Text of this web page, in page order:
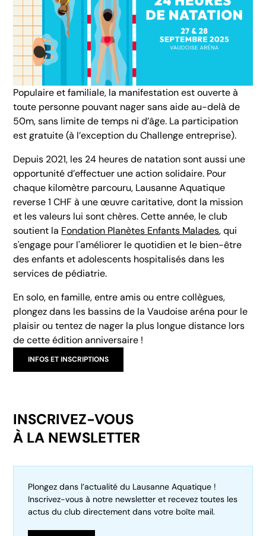
Populaire et familiale, la manifestation est ouverte à
toute personne pouvant nager sans aide au-delà de
50m, sans limite de temps ni d’âge. La participation
est gratuite (à l’exception du Challenge entreprise).
Depuis 2021, les 24 heures de natation sont aussi une
opportunité d’effectuer une action solidaire. Pour
chaque kilomètre parcouru, Lausanne Aquatique
reverse 1 CHF à une œuvre caritative, dont la mission
et les valeurs lui sont chères. Cette année, le club
soutient la Fondation Planètes Enfants Malades, qui
s'engage pour l'améliorer le quotidien et le bien-être
des enfants et adolescents hospitalisés dans les
services de pédiatrie.
En solo, en famille, entre amis ou entre collègues,
plongez dans les bassins de la Vaudoise aréna pour le
plaisir ou tentez de nager la plus longue distance lors
de cette édition anniversaire !
INFOS ET INSCRIPTIONS
INSCRIVEZ-VOUS
À LA NEWSLETTER
Plongez dans l’actualité du Lausanne Aquatique !
Inscrivez-vous à notre newsletter et recevez toutes les
actus du club directement dans votre boîte mail.